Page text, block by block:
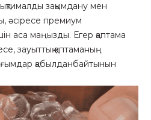
зақымдану мен
әсіресе премиум
аса маңызды. Егер қаптама
зауыттық қаптаманың
қабылданбайтынын